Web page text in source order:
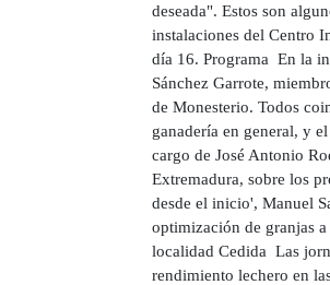
deseada". Estos son
instalaciones del Centro
día 16. Programa En la
Sánchez Garrote,
de Monesterio. Todos
ganadería en general, y
cargo de José Antonio
Extremadura, sobre los
desde el inicio', Manuel
optimización de granjas
localidad Cedida Las
rendimiento lechero en